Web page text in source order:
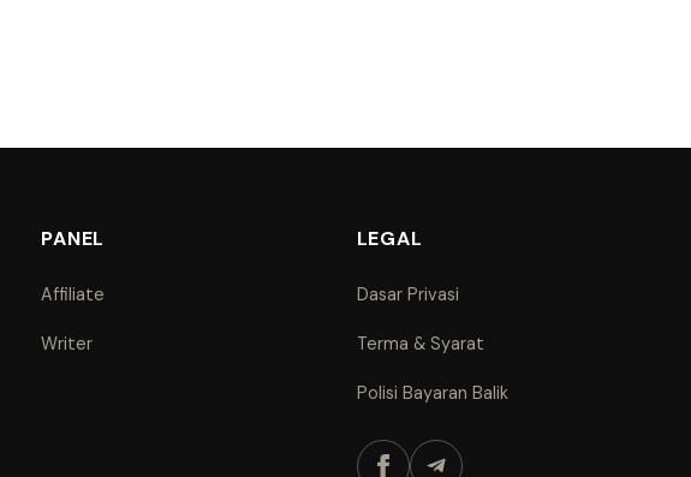
PANEL
Affiliate
Writer
LEGAL
Dasar Privasi
Terma & Syarat
Polisi Bayaran Balik